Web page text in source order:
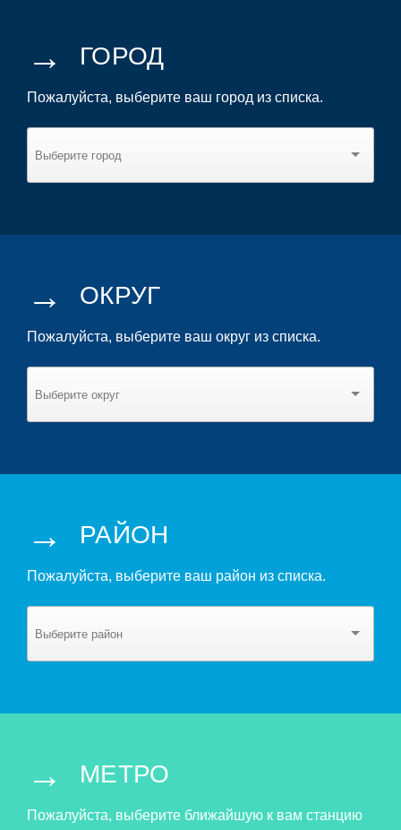
→ ГОРОД
Пожалуйста, выберите ваш город из списка.
→ ОКРУГ
Пожалуйста, выберите ваш округ из списка.
→ РАЙОН
Пожалуйста, выберите ваш район из списка.
→ МЕТРО
Пожалуйста, выберите ближайшую к вам станцию